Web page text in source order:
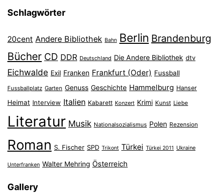
Schlagwörter
20cent Andere Bibliothek Bahn Berlin Brandenburg
Bücher CD DDR Deutschland Die Andere Bibliothek dtv
Eichwalde Exil Franken Frankfurt (Oder) Fussball
Fussballplatz Garten Genuss Geschichte Hammelburg Hanser
Heimat Interview Italien Kabarett Konzert Krimi Kunst Liebe
Literatur Musik Nationalsozialismus Polen Rezension
Roman S. Fischer SPD Trikont Türkei Türkei 2011 Ukraine
Unterfranken Walter Mehring Österreich
Gallery